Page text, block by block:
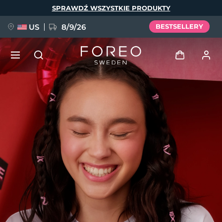
SPRAWDŹ WSZYSTKIE PRODUKTY
US 8/9/26 BESTSELLERY
Profil użytkownika
Moje urządzenia
Moje zamówienia
Moje adresy
Moje subskrypcje
NOWOŚĆ
FAQ™ Pure Beauty-Tech Elixir
BREAKING NEWS
issa™ Teeth Whitening Set
Język
English Deutsch
Español
Français
Italiano
Português
Polski
Svenska
Русский
Türkçe
简体中文 繁體中文